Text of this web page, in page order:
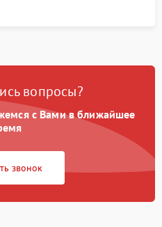
вопросы?
с Вами в ближайшее
звонок